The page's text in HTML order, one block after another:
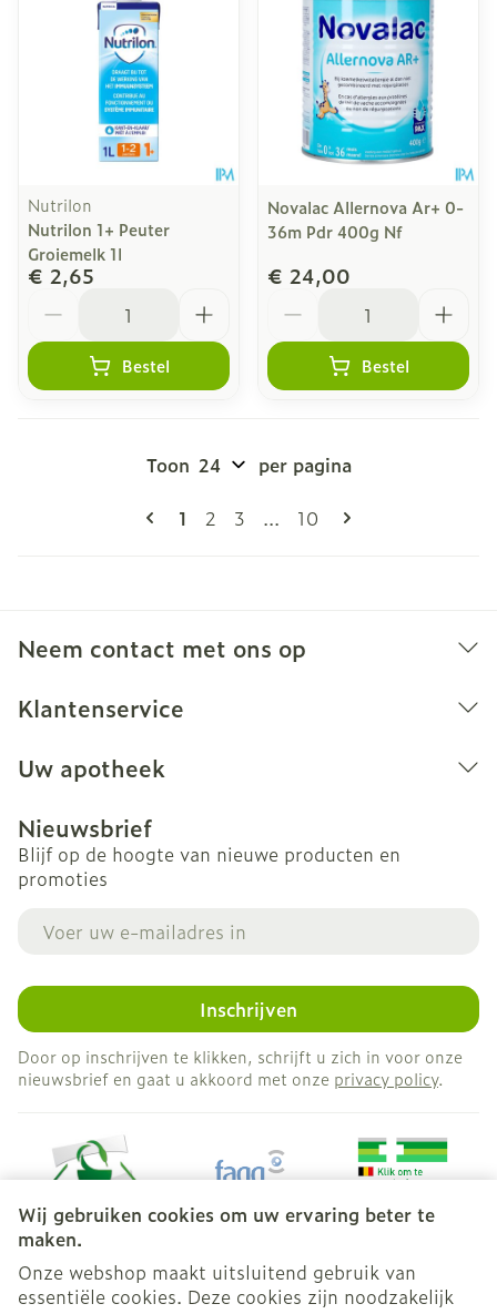
Wij gebruiken cookies om uw ervaring beter te
maken.
Onze webshop maakt uitsluitend gebruik van
essentiële cookies. Deze cookies zijn noodzakelijk
Nutrilon
Nutrilon 1+ Peuter
Groiemelk 1l
€ 2,65
Bestel
Novalac Allernova Ar+ 0-
36m Pdr 400g Nf
€ 24,00
Bestel
Pagina's
U lees momenteel pagina
1 Pagina
2 Pagina
3 ... Pagina
10
Toon per pagina
Neem contact met ons op
Klantenservice
Uw apotheek
Nieuwsbrief
Blijf op de hoogte van nieuwe producten en
promoties
Inschrijven
Door op inschrijven te klikken, schrijft u zich in voor onze
nieuwsbrief en gaat u akkoord met onze privacy policy.
Juridische links